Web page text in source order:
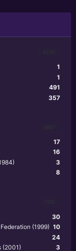
1
1
491
357
17
16
3
8
30
10
(1999)
24
3
(2001)